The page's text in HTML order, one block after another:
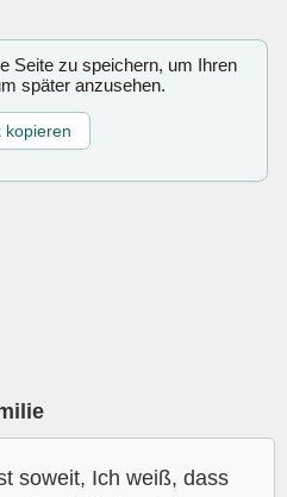
Seite zu speichern, um Ihren
später anzusehen.
kopieren
soweit, Ich weiß, dass